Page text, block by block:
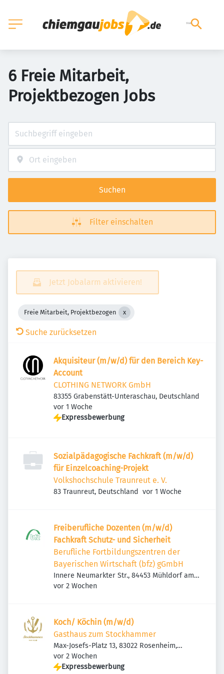
6 Freie Mitarbeit,
Projektbezogen Jobs
Suchen
Filter einschalten
Jetzt Jobalarm aktivieren!
Freie Mitarbeit, Projektbezogen
Suche zurücksetzen
Akquisiteur (m/w/d) für den Bereich Key-
Account
CLOTHING NETWORK GmbH
83355 Grabenstätt-Unteraschau, Deutschland
Veröffentlicht
vor 1 Woche
Expressbewerbung
Sozialpädagogische Fachkraft (m/w/d)
für Einzelcoaching-Projekt
Volkshochschule Traunreut e. V.
83 Traunreut, Deutschland Veröffentlicht
vor 1 Woche
Freiberufliche Dozenten (m/w/d)
Fachkraft Schutz- und Sicherheit
Berufliche Fortbildungszentren der
Bayerischen Wirtschaft (bfz) gGmbH
Innere Neumarkter Str., 84453 Mühldorf am
Inn, Deutschland
Veröffentlicht
vor 2 Wochen
Koch/ Köchin (m/w/d)
Gasthaus zum Stockhammer
Max-Josefs-Platz 13, 83022 Rosenheim,
Deutschland
Veröffentlicht
vor 2 Wochen
Expressbewerbung